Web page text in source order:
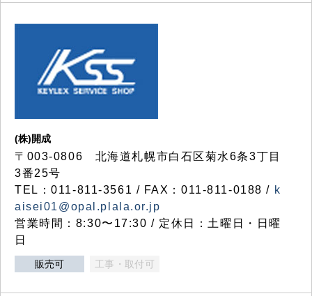
(株)開成
〒003-0806 北海道札幌市白石区菊水6条3丁目
3番25号
TEL：011-811-3561 / FAX：011-811-0188 / k
aisei01@opal.plala.or.jp
営業時間：8:30〜17:30 / 定休日：土曜日・日曜
日
販売可 工事・取付可